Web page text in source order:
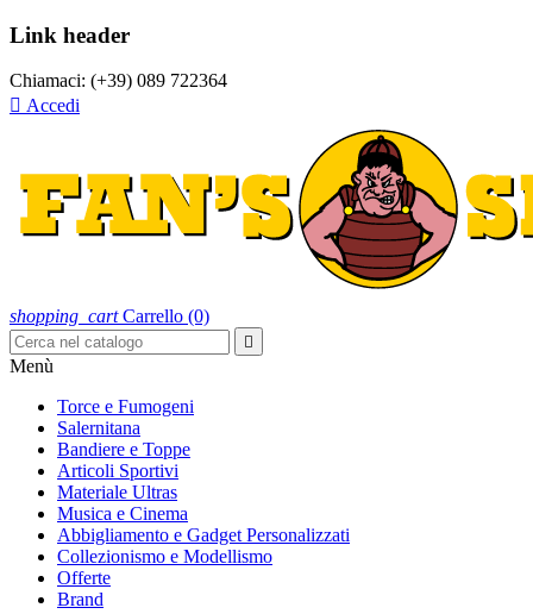
Link header
Chiamaci: (+39) 089 722364
 Accedi
shopping_cart Carrello (0)

Menù
Torce e Fumogeni
Salernitana
Bandiere e Toppe
Articoli Sportivi
Materiale Ultras
Musica e Cinema
Abbigliamento e Gadget Personalizzati
Collezionismo e Modellismo
Offerte
Brand